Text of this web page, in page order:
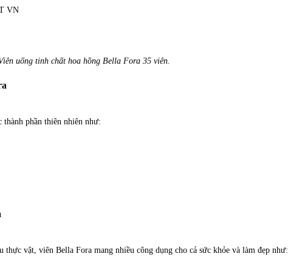
VN
uống tinh chất hoa hồng Bella Fora 35 viên.
phần thiên nhiên như:
thực vật, viên Bella Fora mang nhiều công dụng cho cả sức khỏe và làm đẹp như: